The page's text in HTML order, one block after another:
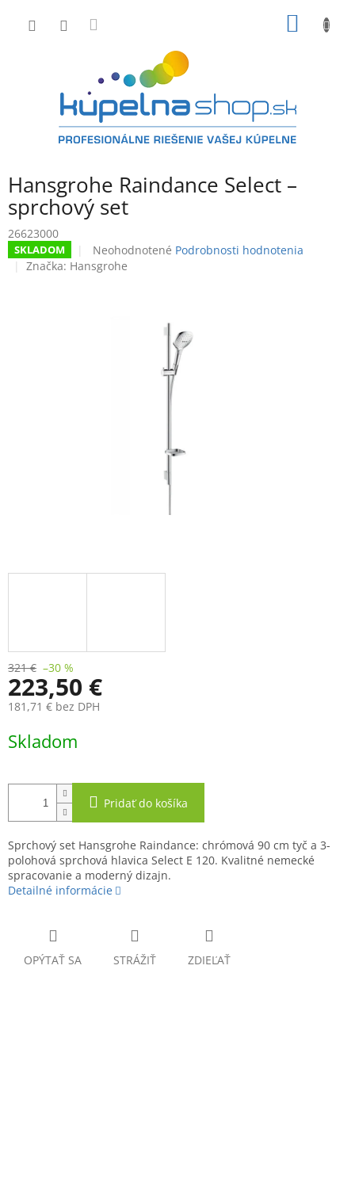
Hansgrohe Raindance Select –
sprchový set
26623000
SKLADOM
Priemerné
hodnotenie
Neohodnotené Podrobnosti hodnotenia
Značka: Hansgrohe
321 € –30 %
223,50 €
181,71 € bez DPH
cena:
Skladom
Pridať do košíka
Sprchový set Hansgrohe Raindance: chrómová 90 cm tyč a 3-
polohová sprchová hlavica Select E 120. Kvalitné nemecké
spracovanie a moderný dizajn.
Detailné informácie
OPÝTAŤ SA STRÁŽIŤ ZDIEĽAŤ